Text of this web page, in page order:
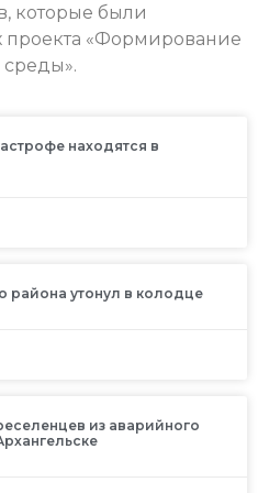
которые были
проекта «Формирование
находятся в
района утонул в колодце
из аварийного